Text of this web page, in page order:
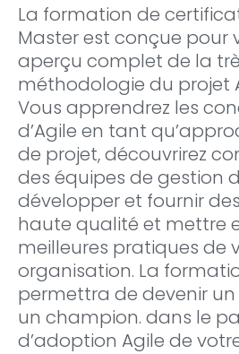
La formation de
Master est conçue pour
aperçu complet de la
méthodologie du projet
Vous apprendrez les
d’Agile en tant
de projet, découvrirez
des équipes de gestion
développer et fournir
haute qualité et mettre
meilleures pratiques de
organisation. La
permettra de devenir
un champion. dans le
d’adoption Agile de